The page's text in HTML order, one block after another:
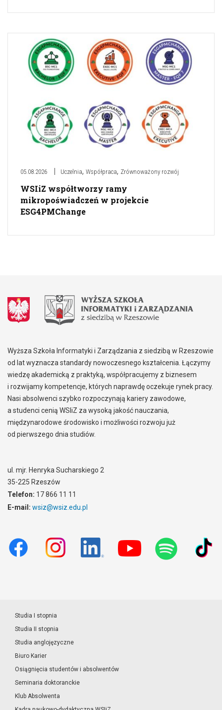
05.08.2026 Uczelnia, Współpraca, Zrównoważony rozwój
WSIiZ współtworzy ramy
mikropoświadczeń w projekcie
ESG4PMChange
Wyższa Szkoła Informatyki i Zarządzania z siedzibą w Rzeszowie
od lat wyznacza standardy nowoczesnego kształcenia. Łączymy
wiedzę akademicką z praktyką, współpracujemy z biznesem
i rozwijamy kompetencje, których naprawdę oczekuje rynek pracy.
Nasi absolwenci szybko rozpoczynają kariery zawodowe,
a studenci cenią WSIiZ za wysoką jakość nauczania,
międzynarodowe środowisko i możliwości rozwoju już
od pierwszego dnia studiów.
ul. mjr. Henryka Sucharskiego 2
35-225 Rzeszów
Telefon: 17 866 11 11
E-mail: wsiz@wsiz.edu.pl
Studia I stopnia
Studia II stopnia
Studia anglojęzyczne
Biuro Karier
Osiągnięcia studentów i absolwentów
Seminaria doktoranckie
Klub Absolwenta